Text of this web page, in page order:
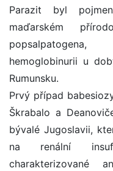
Parazit byl
maďarském
hemoglobinurii u
Rumunsku.
Prvý případ
Škrabalo a
bývalé Jugoslavii,
na renální
charakterizované